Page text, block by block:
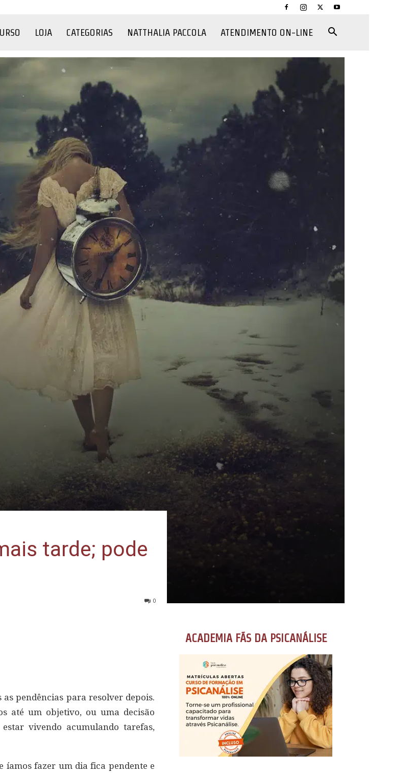
LOJA CATEGORIAS NATTHALIA PACCOLA ATENDIMENTO ON-LINE
tarde; pode
0
pendências para resolver depois.
até um objetivo, ou uma decisão
vivendo acumulando tarefas,
íamos fazer um dia fica pendente e
ACADEMIA FÃS DA PSICANÁLISE